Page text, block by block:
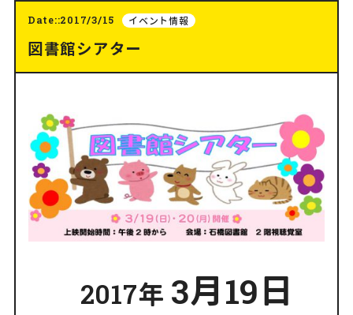
Date::2017/3/15 イベント情報
図書館シアター
2017年 3月19日